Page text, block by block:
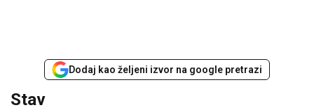
Dodaj kao željeni izvor na google pretrazi
Stav